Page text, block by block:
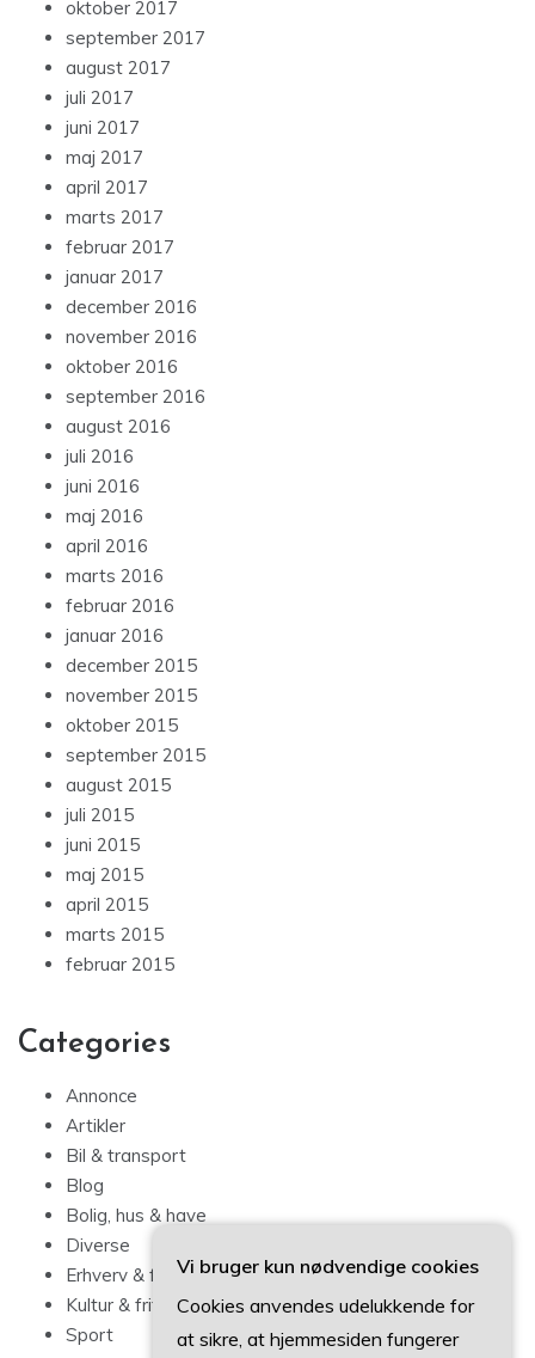
oktober 2017
september 2017
august 2017
juli 2017
juni 2017
maj 2017
april 2017
marts 2017
februar 2017
januar 2017
december 2016
november 2016
oktober 2016
september 2016
august 2016
juli 2016
juni 2016
maj 2016
april 2016
marts 2016
februar 2016
januar 2016
december 2015
november 2015
oktober 2015
september 2015
august 2015
juli 2015
juni 2015
maj 2015
april 2015
marts 2015
februar 2015
Categories
Annonce
Artikler
Bil & transport
Blog
Bolig, hus & have
Diverse
Erhverv & forbrug
Kultur & fritid
Sport
Vi bruger kun nødvendige cookies
Cookies anvendes udelukkende for
at sikre, at hjemmesiden fungerer